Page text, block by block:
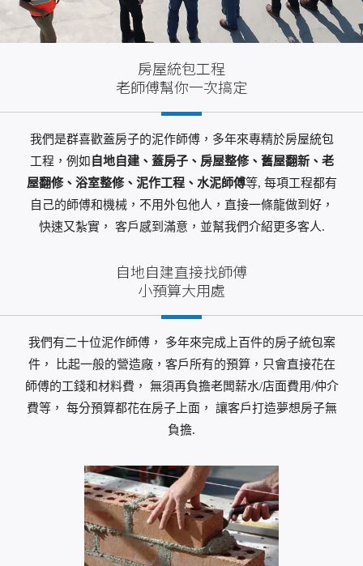
房屋統包工程
老師傅幫你一次搞定
我們是群喜歡蓋房子的泥作師傅，多年來專精於房屋統包
工程，例如 自地自建、蓋房子、房屋整修、舊屋翻新、老
屋翻修、浴室整修、泥作工程、水泥師傅等, 每項工程都有
自己的師傅和機械，不用外包他人，直接一條龍做到好，
快速又紮實， 客戶感到滿意，並幫我們介紹更多客人.
自地自建直接找師傅
小預算大用處
我們有二十位泥作師傅， 多年來完成上百件的房子統包案
件， 比起一般的營造廠，客戶所有的預算，只會直接花在
師傅的工錢和材料費， 無須再負擔老闆薪水/店面費用/仲介
費等， 每分預算都花在房子上面， 讓客戶打造夢想房子無
負擔.